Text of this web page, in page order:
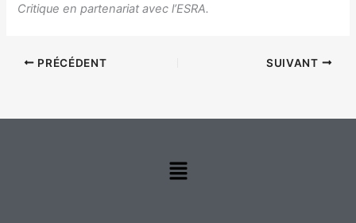
Critique en partenariat avec l’ESRA.
PRÉCÉDENT SUIVANT
Menu